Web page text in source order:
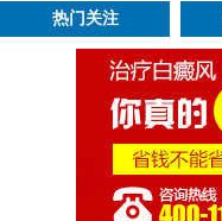
热门关注